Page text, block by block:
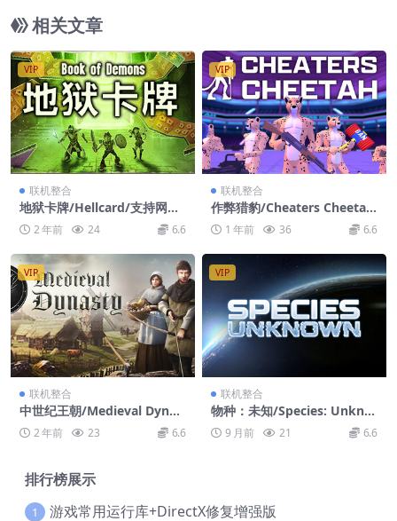
相关文章
VIP
联机整合
地狱卡牌/Hellcard/支持网络
联机2 年前 24 6.6
VIP
联机整合
作弊猎豹/Cheaters Cheeta
h/支持网络联机
1 年前 36 6.6
VIP
联机整合
中世纪王朝/Medieval Dynas
ty/支持网络联机
2 年前 23 6.6
VIP
联机整合
物种：未知/Species: Unkno
wn/支持网络联机
9 月前 21 6.6
排行榜展示
1 游戏常用运行库+DirectX修复增强版